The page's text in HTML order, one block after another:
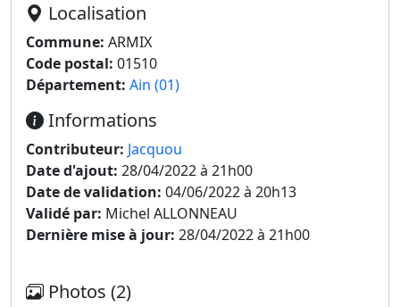
Localisation
Commune: ARMIX
Code postal: 01510
Département: Ain (01)
Informations
Contributeur: Jacquou
Date d'ajout: 28/04/2022 à 21h00
Date de validation: 04/06/2022 à 20h13
Validé par: Michel ALLONNEAU
Dernière mise à jour: 28/04/2022 à 21h00
Photos (2)